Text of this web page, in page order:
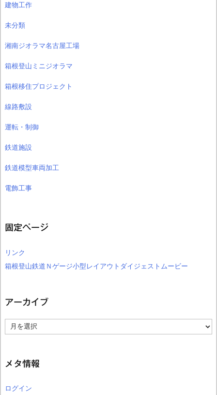
建物工作
未分類
湘南ジオラマ名古屋工場
箱根登山ミニジオラマ
箱根移住プロジェクト
線路敷設
運転・制御
鉄道施設
鉄道模型車両加工
電飾工事
固定ページ
リンク
箱根登山鉄道Ｎゲージ小型レイアウトダイジェストムービー
アーカイブ
ー
ブ
メタ情報
ログイン